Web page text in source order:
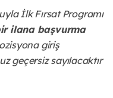
İlk Fırsat Programı
ilana başvurma
giriş
geçersiz sayılacaktır